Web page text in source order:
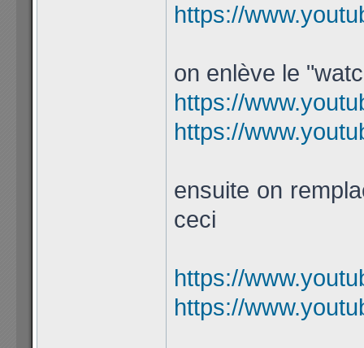
https://
on enlève le
https://
https://
ensuite on
ceci
https://
https://